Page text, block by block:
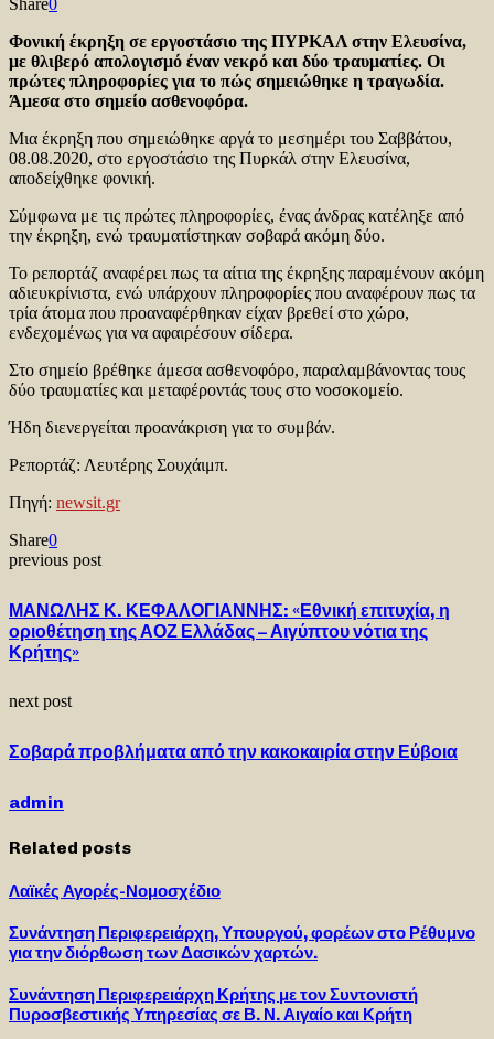
Φονική έκρηξη σε εργοστάσιο της ΠΥΡΚΑΛ στην Ελευσίνα,
με θλιβερό απολογισμό έναν νεκρό και δύο τραυματίες. Οι
πρώτες πληροφορίες για το πώς σημειώθηκε η τραγωδία.
Άμεσα στο σημείο ασθενοφόρα.
Μια έκρηξη που σημειώθηκε αργά το μεσημέρι του Σαββάτου,
08.08.2020, στο εργοστάσιο της Πυρκάλ στην Ελευσίνα,
αποδείχθηκε φονική.
Σύμφωνα με τις πρώτες πληροφορίες, ένας άνδρας κατέληξε από
την έκρηξη, ενώ τραυματίστηκαν σοβαρά ακόμη δύο.
Το ρεπορτάζ αναφέρει πως τα αίτια της έκρηξης παραμένουν ακόμη
αδιευκρίνιστα, ενώ υπάρχουν πληροφορίες που αναφέρουν πως τα
τρία άτομα που προαναφέρθηκαν είχαν βρεθεί στο χώρο,
ενδεχομένως για να αφαιρέσουν σίδερα.
Στο σημείο βρέθηκε άμεσα ασθενοφόρο, παραλαμβάνοντας τους
δύο τραυματίες και μεταφέροντάς τους στο νοσοκομείο.
Ήδη διενεργείται προανάκριση για το συμβάν.
Ρεπορτάζ: Λευτέρης Σουχάιμπ.
Πηγή: newsit.gr
Share0
previous post
ΜΑΝΩΛΗΣ Κ. ΚΕΦΑΛΟΓΙΑΝΝΗΣ: «Εθνική επιτυχία, η
οριοθέτηση της ΑΟΖ Ελλάδας – Αιγύπτου νότια της
Κρήτης»
next post
Σοβαρά προβλήματα από την κακοκαιρία στην Εύβοια
admin
Related posts
Λαϊκές Αγορές-Νομοσχέδιο
Συνάντηση Περιφερειάρχη, Υπουργού, φορέων στο Ρέθυμνο
για την διόρθωση των Δασικών χαρτών.
Συνάντηση Περιφερειάρχη Κρήτης με τον Συντονιστή
Πυροσβεστικής Υπηρεσίας σε Β. Ν. Αιγαίο και Κρήτη